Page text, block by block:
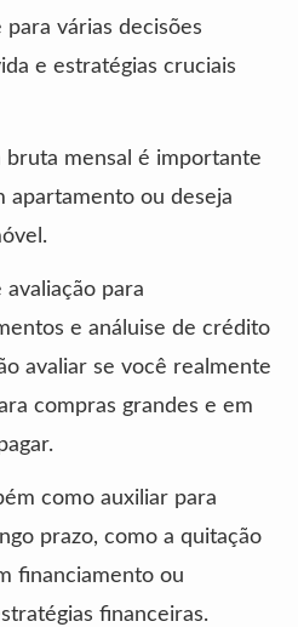
várias decisões
e estratégias cruciais
bruta mensal é importante
apartamento ou deseja
para
e análuise de crédito
avaliar se você realmente
compras grandes e em
como auxiliar para
prazo, como a quitação
financiamento ou
financeiras.